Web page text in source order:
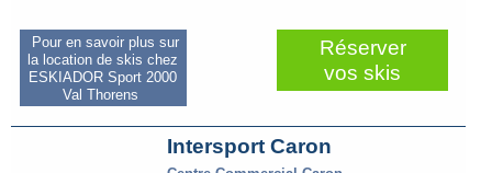
Pour en savoir plus sur
la location de skis chez
ESKIADOR Sport 2000
Val Thorens
Réserver
vos skis
Intersport Caron